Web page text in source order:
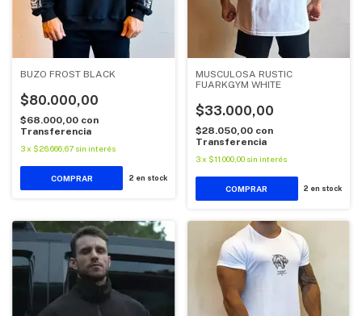
BUZO FROST BLACK
$80.000,00
$68.000,00 con
Transferencia
3x $26.666,67 sin interés
COMPRAR 2 en stock
MUSCULOSA RUSTIC
FUARKGYM WHITE
$33.000,00
$28.050,00 con
Transferencia
3 x $11.000,00 sin interés
COMPRAR 2 en stock